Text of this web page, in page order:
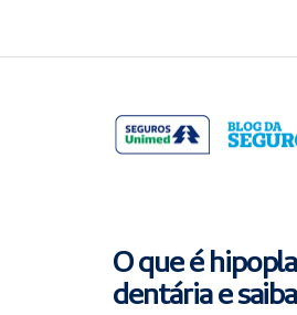
O que é
dentária e